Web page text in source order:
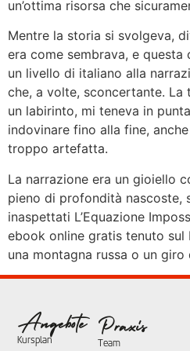
un’ottima risorsa che
Mentre la storia si svolgeva,
era come sembrava, e questa
un livello di italiano alla
che, a volte, sconcertante.
un labirinto, mi teneva in
indovinare fino alla fine,
troppo artefatta.
La narrazione era un gioiello
pieno di profondità nascoste,
inaspettati L’Equazione
ebook online gratis tenuto
una montagna russa o un giro
Angebote
Kursplan Praxis
Team